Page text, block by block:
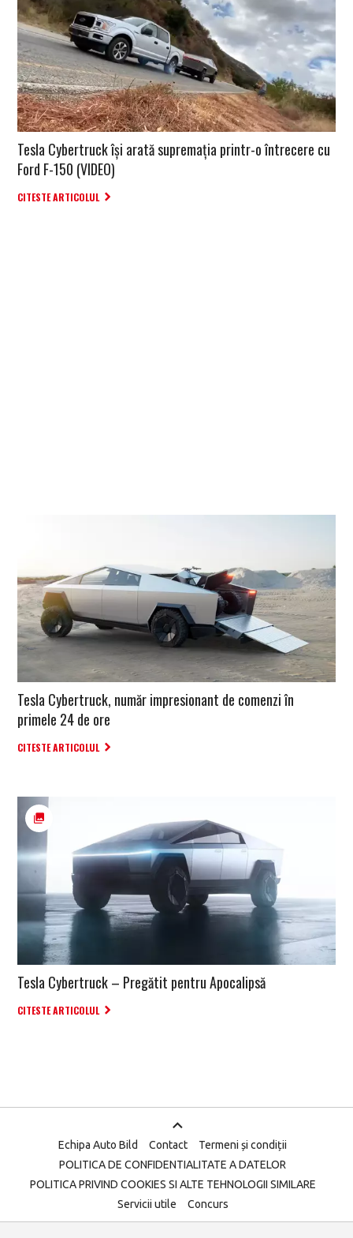
Tesla Cybertruck își arată supremația printr-o întrecere cu
Ford F-150 (VIDEO)
CITESTE ARTICOLUL
Tesla Cybertruck, număr impresionant de comenzi în
primele 24 de ore
CITESTE ARTICOLUL
Tesla Cybertruck – Pregătit pentru Apocalipsă
CITESTE ARTICOLUL
Echipa Auto Bild Contact
Termeni și condiții
POLITICA DE CONFIDENTIALITATE A DATELOR
POLITICA PRIVIND COOKIES SI ALTE TEHNOLOGII SIMILARE
Servicii utile
Concurs